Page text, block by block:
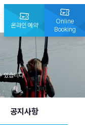
온라인 예약
Online
Booking
있습니다.
공지사항